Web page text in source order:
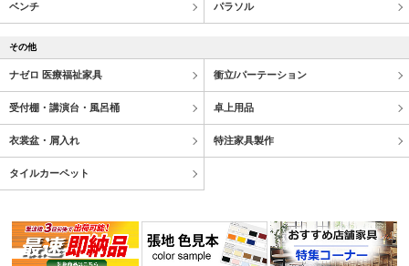
ベンチ パラソル
その他
ナゼロ 医療福祉家具 衝立/パーテーション
受付棚・講演台・風呂桶 卓上用品
衣裳盆・屑入れ 特注家具製作
タイルカーペット